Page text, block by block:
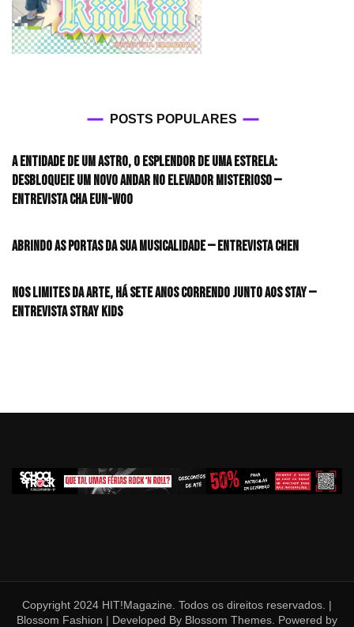
POSTS POPULARES
A entidade de um astro, o esplendor de uma estrela:
desbloqueie um novo andar no elevador misterioso —
Entrevista CHA EUN-WOO
Abrindo as portas da sua musicalidade — Entrevista CHEN
Nos limites da arte, há sete anos correndo junto aos STAY —
Entrevista Stray Kids
Copyright 2024 HIT!Magazine. Todos os direitos reservados. |
Blossom Fashion | Developed By Blossom Themes . Powered by